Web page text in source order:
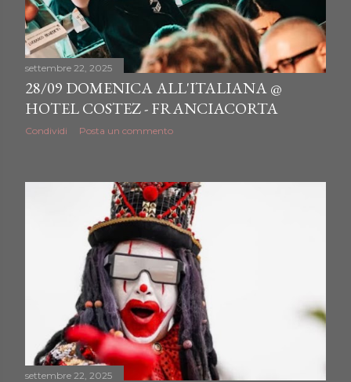
settembre 22, 2025
28/09 DOMENICA ALL'ITALIANA @
HOTEL COSTEZ - FRANCIACORTA
Condividi Posta un commento
settembre 22, 2025